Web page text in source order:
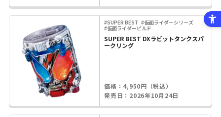
#SUPER BEST #仮面ライダーシリーズ
#仮面ライダービルド
SUPER BEST DXラビットタンクスパ
ークリング
価格：4,950円（税込）
発売日：2026年10月24日